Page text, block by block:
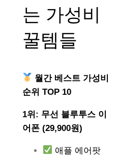
는 가성비
꿀템들
월간 베스트 가성비
순위 TOP 10
1위: 무선 블루투스 이
어폰 (29,900원)
애플 에어팟